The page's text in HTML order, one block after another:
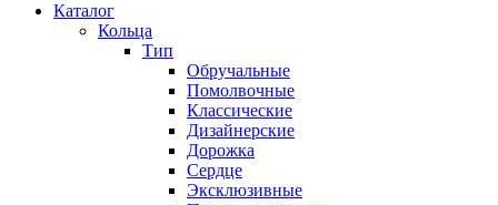
Каталог
Кольца
Тип
Обручальные
Помолвочные
Классические
Дизайнерские
Дорожка
Сердце
Эксклюзивные